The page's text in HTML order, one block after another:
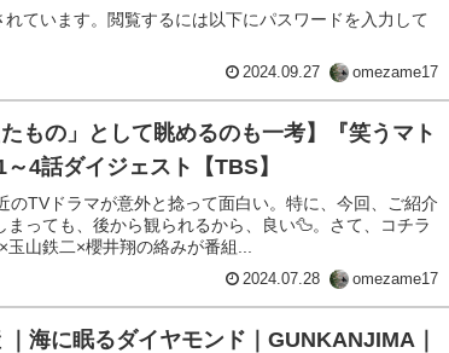
らしく、憧れてもらっては国内の統制がと
ています。閲覧するには以下にパスワードを入力して
2024.09.27 omezame17
もの」として眺めるのも一考】『笑うマト
4話ダイジェスト【TBS】
のTVドラマが意外と捻って面白い。特に、今回、ご紹介
まっても、後から観られるから、良い🦆。さて、コチラ
山鉄二×櫻井翔の絡みが番組...
2024.07.28 omezame17
海に眠るダイヤモンド｜GUNKANJIMA｜